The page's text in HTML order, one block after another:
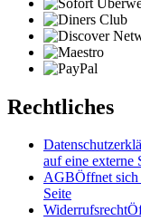
Rechtliches
auf eine externe
AGBÖffnet sich
Seite
Widerrufsrecht